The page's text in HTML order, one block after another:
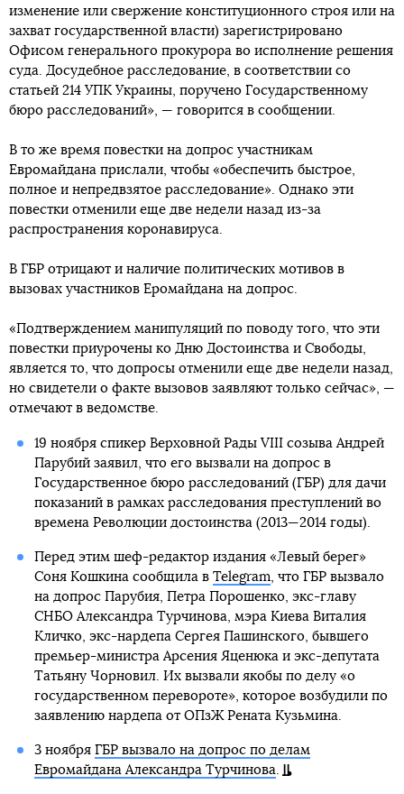
изменение или свержение конституционного строя или на
захват государственной власти) зарегистрировано
Офисом генерального прокурора во исполнение решения
суда. Досудебное расследование, в соответствии со
статьей 214 УПК Украины, поручено Государственному
бюро расследований», — говорится в сообщении.
В то же время повестки на допрос участникам
Евромайдана прислали, чтобы «обеспечить быстрое,
полное и непредвзятое расследование». Однако эти
повестки отменили еще две недели назад из-за
распространения коронавируса.
В ГБР отрицают и наличие политических мотивов в
вызовах участников Еромайдана на допрос.
«Подтверждением манипуляций по поводу того, что эти
повестки приурочены ко Дню Достоинства и Свободы,
является то, что допросы отменили еще две недели назад,
но свидетели о факте вызовов заявляют только сейчас», —
отмечают в ведомстве.
19 ноября спикер Верховной Рады VIII созыва Андрей
Парубий заявил, что его вызвали на допрос в
Государственное бюро расследований (ГБР) для дачи
показаний в рамках расследования преступлений во
времена Революции достоинства (2013—2014 годы).
Перед этим шеф-редактор издания «Левый берег»
Соня Кошкина сообщила в Telegram, что ГБР вызвало
на допрос Парубия, Петра Порошенко, экс-главу
СНБО Александра Турчинова, мэра Киева Виталия
Кличко, экс-нардепа Сергея Пашинского, бывшего
премьер-министра Арсения Яценюка и экс-депутата
Татьяну Чорновил. Их вызвали якобы по делу «о
государственном перевороте», которое возбудили по
заявлению нардепа от ОПзЖ Рената Кузьмина.
3 ноября ГБР вызвало на допрос по делам
Евромайдана Александра Турчинова.